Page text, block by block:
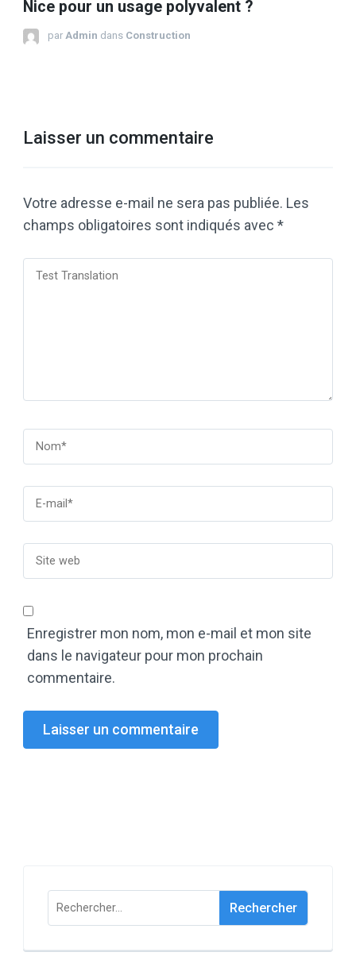
Nice pour un usage polyvalent ?
par Admin dans Construction
Laisser un commentaire
Votre adresse e-mail ne sera pas publiée. Les
champs obligatoires sont indiqués avec *
Enregistrer mon nom, mon e-mail et mon site
dans le navigateur pour mon prochain
commentaire.
Rechercher :